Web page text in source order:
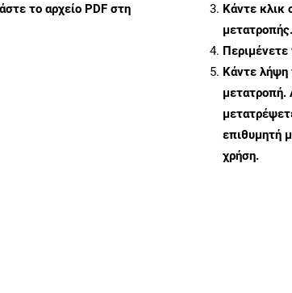
το αρχείο PDF στη
Κάντε κλικ
μετατροπής.
Κάντε λήψη
μετατροπή.
επιθυμητή
χρήση.